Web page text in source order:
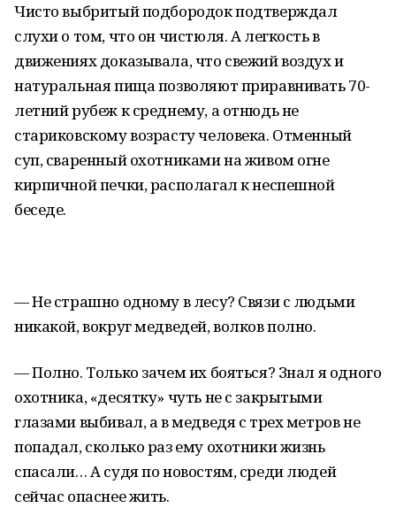
Чисто выбритый подбородок подтверждал
слухи о том, что он чистюля. А легкость в
движениях доказывала, что свежий воздух и
натуральная пища позволяют приравнивать 70-
летний рубеж к среднему, а отнюдь не
стариковскому возрасту человека. Отменный
суп, сваренный охотниками на живом огне
кирпичной печки, располагал к неспешной
беседе.
— Не страшно одному в лесу? Связи с людьми
никакой, вокруг медведей, волков полно.
— Полно. Только зачем их бояться? Знал я одного
охотника, «десятку» чуть не с закрытыми
глазами выбивал, а в медведя с трех метров не
попадал, сколько раз ему охотники жизнь
спасали… А судя по новостям, среди людей
сейчас опаснее жить.